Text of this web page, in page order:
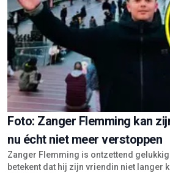
Foto: Zanger Flemming kan
nu écht niet meer verstoppen
Zanger Flemming is ontzettend
betekent dat hij zijn vriendin niet langer